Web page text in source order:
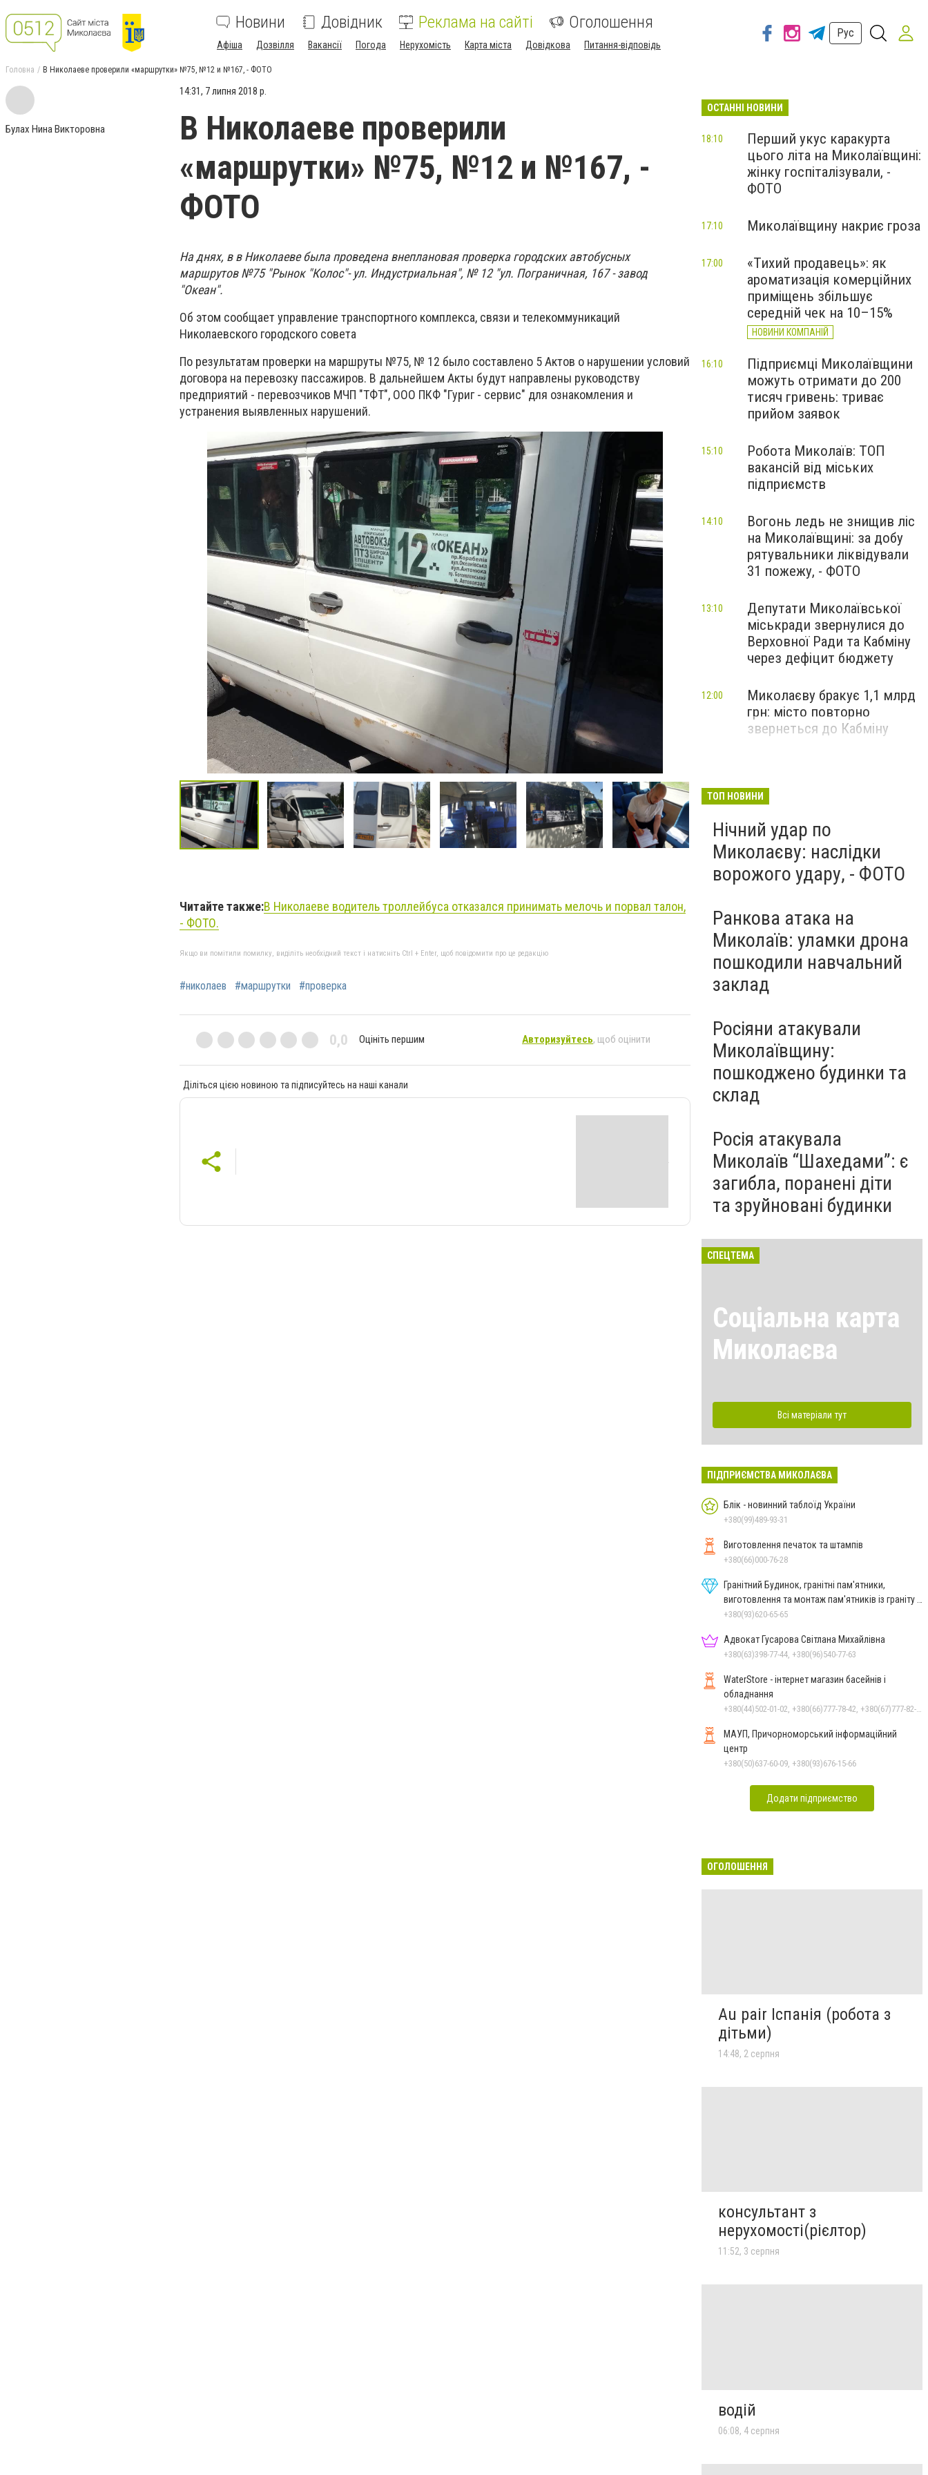
Новини Довідник Реклама на сайті Оголошення
Афіша Дозвілля Вакансії Погода Нерухомість Карта міста Довідкова Питання-відповідь
Рус
Головна В Николаеве проверили «маршрутки» №75, №12 и №167, - ФОТО
Булах Нина Викторовна
14:31, 7 липня 2018 р.
В Николаеве проверили
«маршрутки» №75, №12 и №167, -
ФОТО
На днях, в в Николаеве была проведена внеплановая проверка городских автобусных
маршрутов №75 "Рынок "Колос"- ул. Индустриальная", № 12 "ул. Пограничная, 167 - завод
"Океан".
Об этом сообщает управление транспортного комплекса, связи и телекоммуникаций
Николаевского городского совета
По результатам проверки на маршруты №75, № 12 было составлено 5 Актов о нарушении условий
договора на перевозку пассажиров. В дальнейшем Акты будут направлены руководству
предприятий - перевозчиков МЧП "ТФТ", ООО ПКФ "Гуриг - сервис" для ознакомления и
устранения выявленных нарушений.
Читайте также:В Николаеве водитель троллейбуса отказался принимать мелочь и порвал талон,
- ФОТО.
Якщо ви помітили помилку, виділіть необхідний текст і натисніть Ctrl + Enter, щоб повідомити про це редакцію
#николаев #маршрутки #проверка
0,0 Оцініть першим Авторизуйтесь, щоб оцінити
Діліться цією новиною та підписуйтесь на наші канали
ОСТАННІ НОВИНИ
Перший укус каракурта
цього літа на Миколаївщині:
жінку госпіталізували, -
ФОТО
18:10
Миколаївщину накриє гроза
17:10
«Тихий продавець»: як
ароматизація комерційних
приміщень збільшує
середній чек на 10–15%
НОВИНИ КОМПАНІЙ
17:00
Підприємці Миколаївщини
можуть отримати до 200
тисяч гривень: триває
прийом заявок
16:10
Робота Миколаїв: ТОП
вакансій від міських
підприємств
15:10
Вогонь ледь не знищив ліс
на Миколаївщині: за добу
рятувальники ліквідували
31 пожежу, - ФОТО
14:10
Депутати Миколаївської
міськради звернулися до
Верховної Ради та Кабміну
через дефіцит бюджету
13:10
Миколаєву бракує 1,1 млрд
грн: місто повторно
звернеться до Кабміну
12:00
ТОП НОВИНИ
Нічний удар по
Миколаєву: наслідки
ворожого удару, - ФОТО
Ранкова атака на
Миколаїв: уламки дрона
пошкодили навчальний
заклад
Росіяни атакували
Миколаївщину:
пошкоджено будинки та
склад
Росія атакувала
Миколаїв “Шахедами”: є
загибла, поранені діти
та зруйновані будинки
СПЕЦТЕМА
Соціальна карта
Миколаєва
Всі матеріали тут
ПІДПРИЄМСТВА МИКОЛАЄВА
Блік - новинний таблоїд України
+380(99)489-93-31
Виготовлення печаток та штампів
+380(66)000-76-28
Гранітний Будинок, гранітні пам'ятники,
виготовлення та монтаж пам'ятників із граніту в
Миколаєві
+380(93)620-65-65
Адвокат Гусарова Світлана Михайлівна
+380(63)398-77-44, +380(96)540-77-63
WaterStore - інтернет магазин басейнів і
обладнання
МАУП, Причорноморський інформаційний
центр
+380(50)637-60-09, +380(93)676-15-66
Додати підприємство
ОГОЛОШЕННЯ
Au pair Іспанія (робота з
дітьми)
14:48, 2 серпня
консультант з
нерухомості(рієлтор)
11:52, 3 серпня
водій
06:08, 4 серпня